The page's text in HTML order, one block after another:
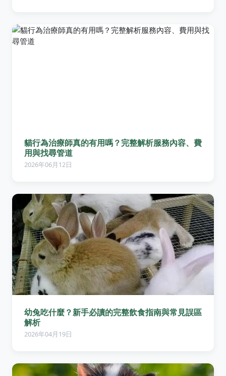
貓行為治療師真的有用嗎？完整解析服務內容、費
用與找尋管道
2026年06月12日
幼兔吃什麼？新手必讀的完整飲食指南與常見誤區
解析
2026年04月19日